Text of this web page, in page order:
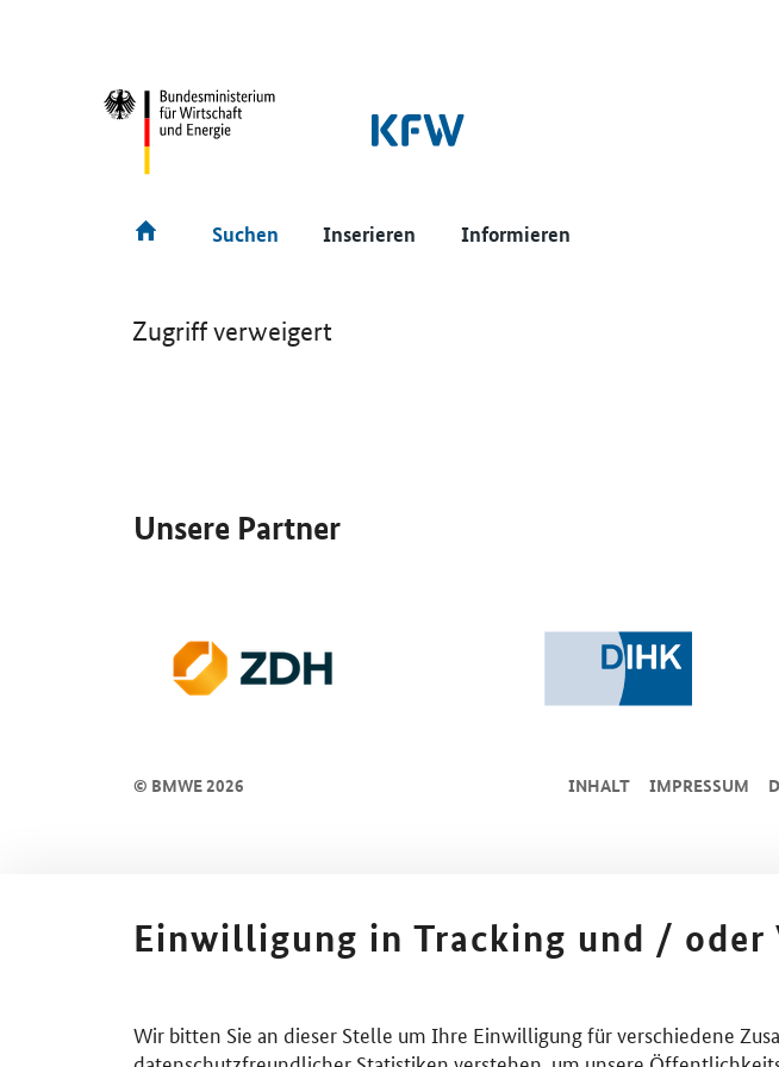
Suchen Inserieren Informieren
Zugriff verweigert
Unsere Partner
© BMWE 2026 INHALT IMPRESSUM
Einwilligung in Tracking und / oder
Wir bitten Sie an dieser Stelle um Ihre Einwilligung für verschiedene